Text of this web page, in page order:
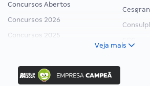
Concursos Abertos
Concursos 2026
Concursos 2025
Concurso Ibama
Concurso MPU
Veja mais